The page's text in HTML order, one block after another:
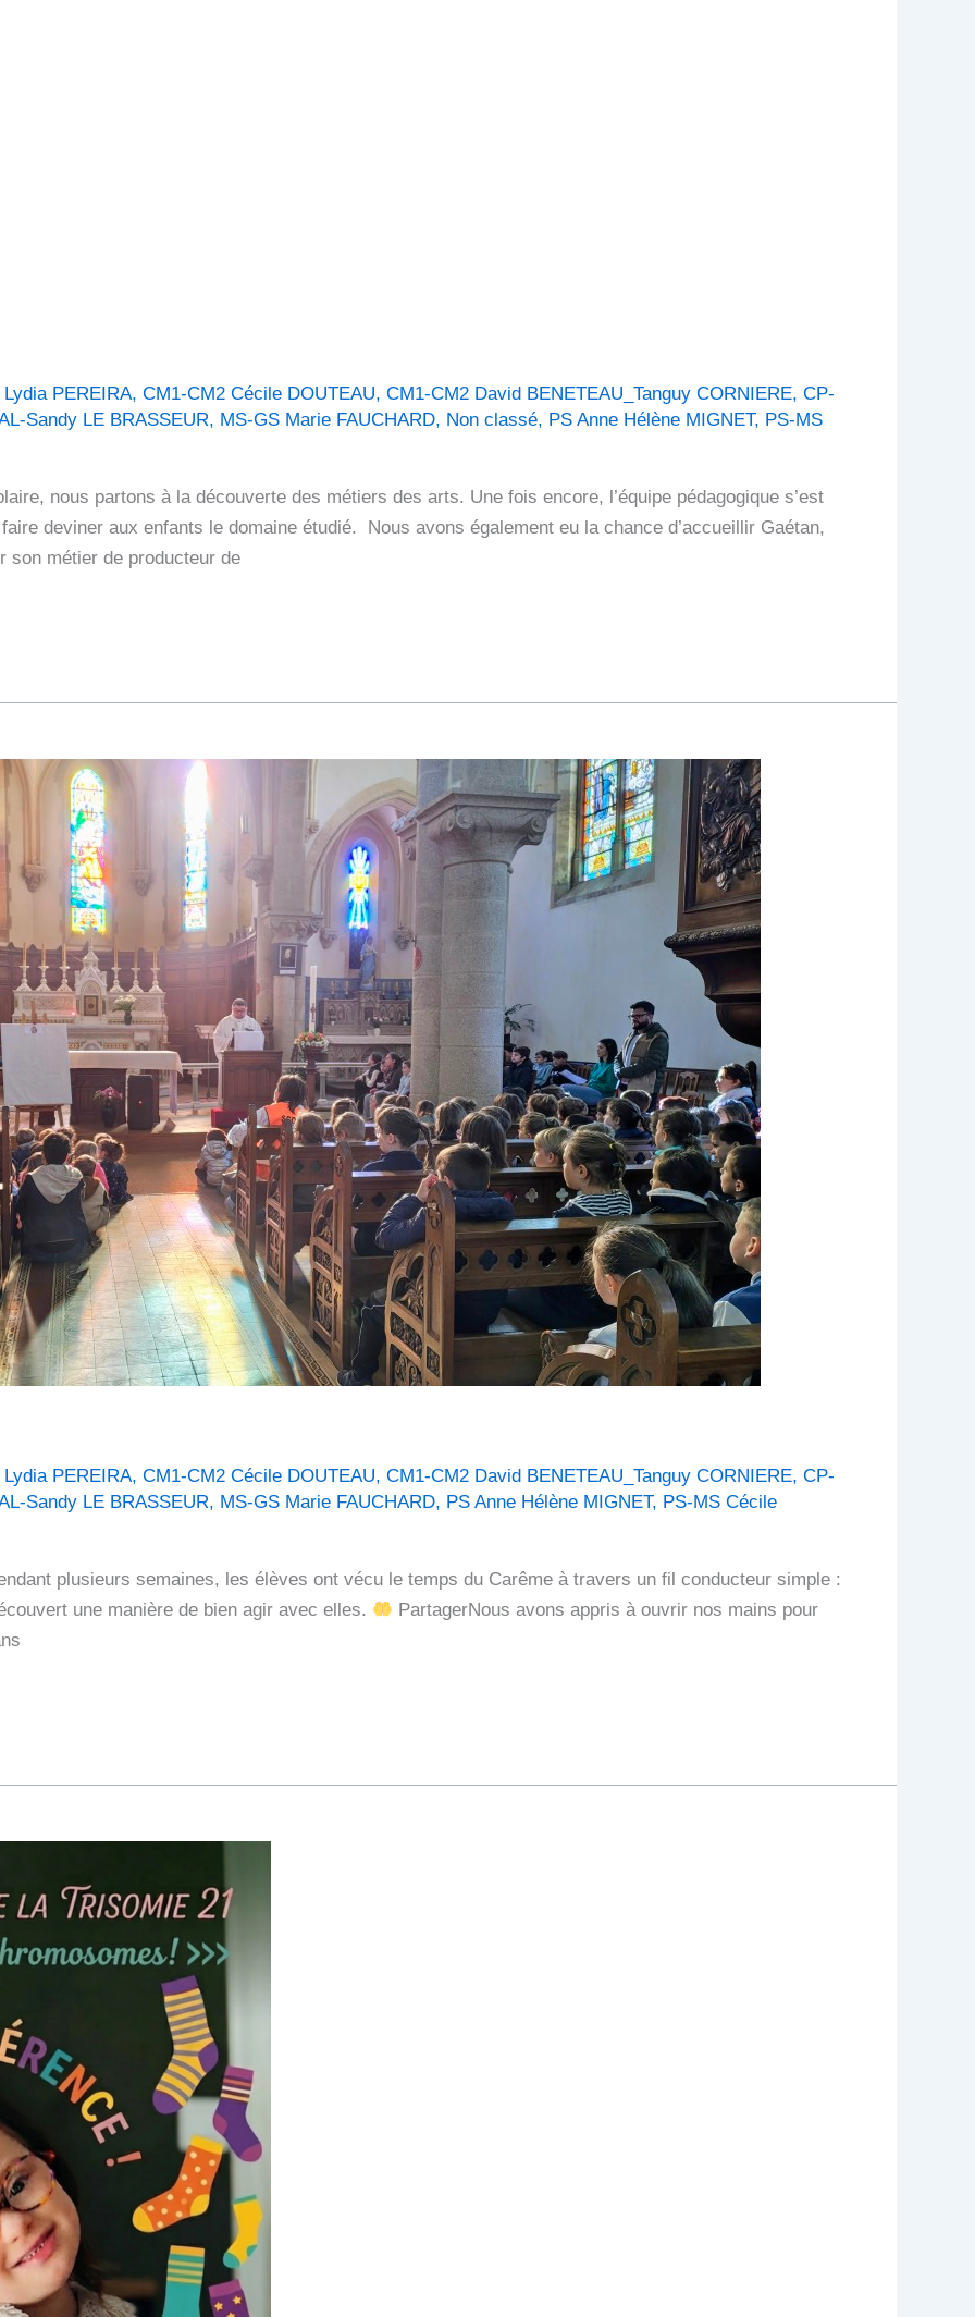
PEREIRA, CM1-CM2 Cécile DOUTEAU, CM1-CM2 David BENETEAU_Tanguy CORNIERE, CP-
Sandy LE BRASSEUR, MS-GS Marie FAUCHARD, Non classé, PS Anne Hélène MIGNET, PS-MS
nous partons à la découverte des métiers des arts. Une fois encore, l’équipe pédagogique s’est
deviner aux enfants le domaine étudié. Nous avons également eu la chance d’accueillir Gaétan,
son métier de producteur de
PEREIRA, CM1-CM2 Cécile DOUTEAU, CM1-CM2 David BENETEAU_Tanguy CORNIERE, CP-
Sandy LE BRASSEUR, MS-GS Marie FAUCHARD, PS Anne Hélène MIGNET, PS-MS Cécile
plusieurs semaines, les élèves ont vécu le temps du Carême à travers un fil conducteur simple :
une manière de bien agir avec elles.
PartagerNous avons appris à ouvrir nos mains pour